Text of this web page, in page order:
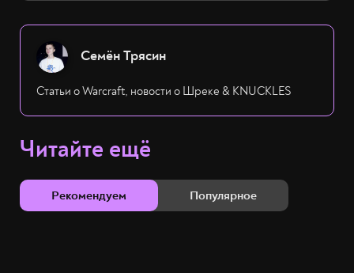
Семён Трясин
Статьи о Warcraft, новости о Шреке & KNUCKLES
Читайте ещё
Рекомендуем Популярное